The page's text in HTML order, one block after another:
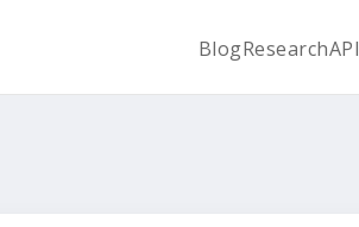
BlogResearchAPI